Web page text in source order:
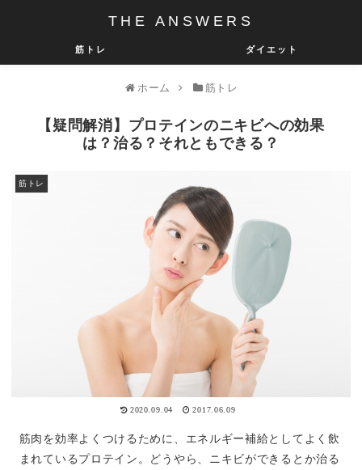
THE ANSWERS
筋トレ ダイエット
ホーム 筋トレ
【疑問解消】プロテインのニキビへの効果
は？治る？それともできる？
筋トレ
2020.09.04 2017.06.09
筋肉を効率よくつけるために、エネルギー補給としてよく飲
まれているプロテイン。どうやら、ニキビができるとか治る